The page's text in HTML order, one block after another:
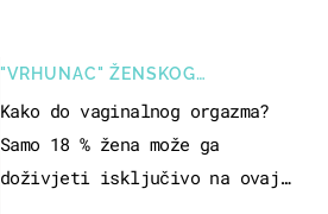
"VRHUNAC" ŽENSKOG
SEKSUALNOG ISKUSTVA
Kako do vaginalnog orgazma?
Samo 18 % žena može ga
doživjeti isključivo na ovaj